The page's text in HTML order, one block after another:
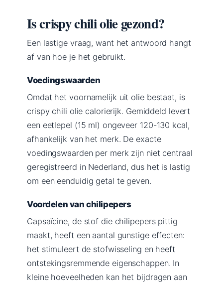
Is crispy chili olie gezond?
Een lastige vraag, want het antwoord hangt
af van hoe je het gebruikt.
Voedingswaarden
Omdat het voornamelijk uit olie bestaat, is
crispy chili olie calorierijk. Gemiddeld levert
een eetlepel (15 ml) ongeveer 120-130 kcal,
afhankelijk van het merk. De exacte
voedingswaarden per merk zijn niet centraal
geregistreerd in Nederland, dus het is lastig
om een eenduidig getal te geven.
Voordelen van chilipepers
Capsaïcine, de stof die chilipepers pittig
maakt, heeft een aantal gunstige effecten:
het stimuleert de stofwisseling en heeft
ontstekingsremmende eigenschappen. In
kleine hoeveelheden kan het bijdragen aan